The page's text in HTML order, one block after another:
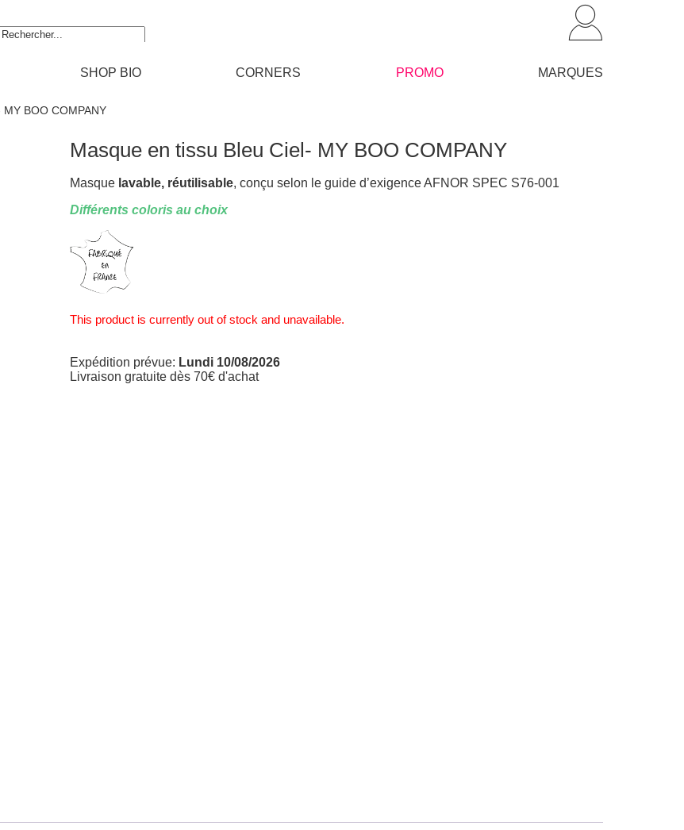
SHOP BIO CORNERS PROMO MARQUES
BOO COMPANY
Masque en tissu Bleu Ciel- MY BOO COMPANY
Masque lavable, réutilisable, conçu selon le guide d’exigence AFNOR SPEC S76-001
Différents coloris au choix
This product is currently out of stock and unavailable.
Expédition prévue: Lundi 10/08/2026
Livraison gratuite dès 70€ d'achat